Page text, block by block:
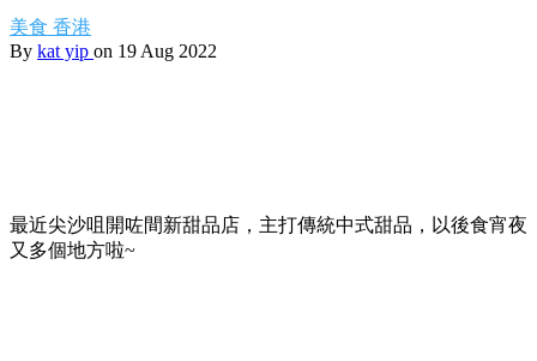
美食 香港
By kat yip on 19 Aug 2022
最近尖沙咀開咗間新甜品店，主打傳統中式甜品，以後食宵夜
又多個地方啦~